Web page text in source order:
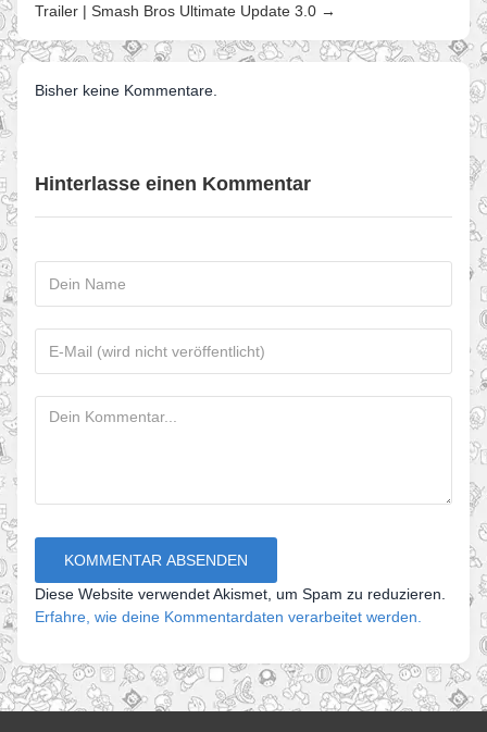
Trailer | Smash Bros Ultimate Update 3.0 →
Bisher keine Kommentare.
Hinterlasse einen Kommentar
Diese Website verwendet Akismet, um Spam zu reduzieren.
Erfahre, wie deine Kommentardaten verarbeitet werden.